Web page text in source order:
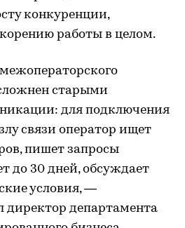
конкуренции,
работы в целом.
старыми
для подключения
связи оператор ищет
пишет запросы
до 30 дней, обсуждает
условия, —
директор департамента